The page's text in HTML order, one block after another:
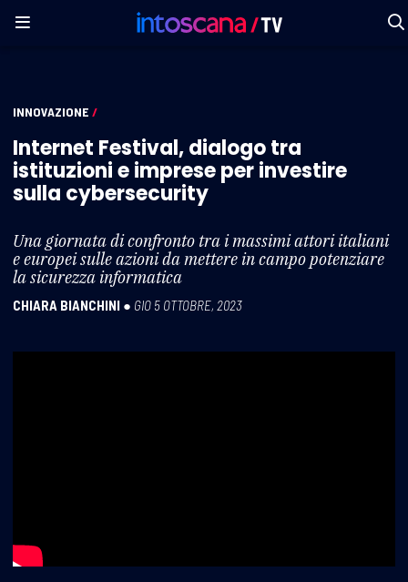
INNOVAZIONE /
Internet Festival, dialogo tra
istituzioni e imprese per investire
sulla cybersecurity
Una giornata di confronto tra i massimi attori italiani
e europei sulle azioni da mettere in campo potenziare
la sicurezza informatica
CHIARA BIANCHINI ● GIO 5 OTTOBRE, 2023